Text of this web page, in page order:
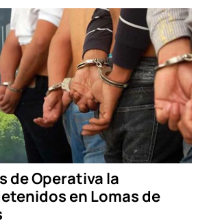
de Operativa la
en Lomas de